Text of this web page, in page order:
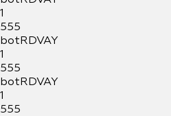
1
555
botRDVAY
1
555
botRDVAY
1
555